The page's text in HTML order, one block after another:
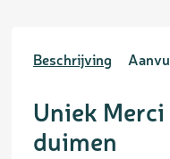
Beschrijving
Uniek
duimen